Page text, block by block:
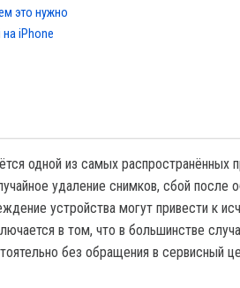
это нужно
iPhone
одной из самых распространённых
удаление снимков, сбой после
устройства могут привести к
в том, что в большинстве
без обращения в сервисный